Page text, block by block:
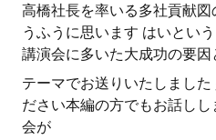
高橋社長を率いる多社貢献
うふうに思います はいとい
講演会に多いた大成功の要因
テーマでお送りいたしました
ださい本編の方でもお話し
会が